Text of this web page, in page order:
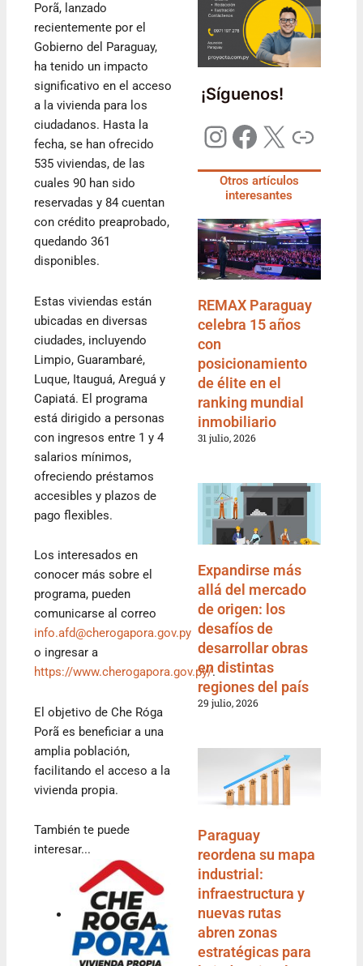
Porã, lanzado
recientemente por el
Gobierno del Paraguay,
ha tenido un impacto
significativo en el acceso
a la vivienda para los
ciudadanos. Hasta la
fecha, se han ofrecido
535 viviendas, de las
cuales 90 han sido
reservadas y 84 cuentan
con crédito preaprobado,
quedando 361
disponibles.
Estas viviendas están
ubicadas en diversas
ciudades, incluyendo
Limpio, Guarambaré,
Luque, Itauguá, Areguá y
Capiatá. El programa
está dirigido a personas
con ingresos entre 1 y 4
salarios mínimos,
ofreciendo préstamos
accesibles y plazos de
pago flexibles.
Los interesados en
conocer más sobre el
programa, pueden
comunicarse al correo
info.afd@cherogapora.gov.py
o ingresar a
https://www.cherogapora.gov.py/.
El objetivo de Che Róga
Porã es beneficiar a una
amplia población,
facilitando el acceso a la
vivienda propia.
También te puede
interesar...
¡Síguenos!
Otros artículos
interesantes
REMAX Paraguay
celebra 15 años
con
posicionamiento
de élite en el
ranking mundial
inmobiliario
31 julio, 2026
Expandirse más
allá del mercado
de origen: los
desafíos de
desarrollar obras
en distintas
regiones del país
29 julio, 2026
Paraguay
reordena su mapa
industrial:
infraestructura y
nuevas rutas
abren zonas
estratégicas para